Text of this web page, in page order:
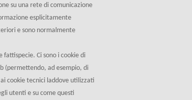
su una rete di comunicazione
esplicitamente
e sono normalmente
Ci sono i cookie di
(permettendo, ad esempio, di
cookie tecnici laddove utilizzati
utenti e su come questi